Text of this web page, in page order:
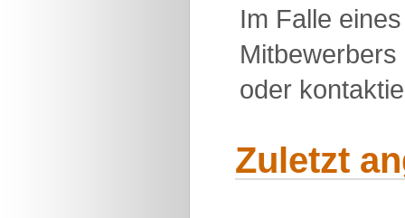
Im Falle
oder
Zuletzt